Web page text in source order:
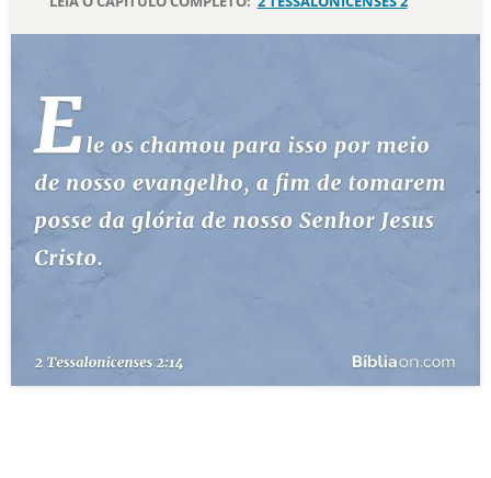
DEVOCIONAL DIÁRIO
10 MANDAMENTOS
ESTUDOS BÍBLICOS
ESBOÇOS DE PREGAÇÃO
TEMAS
TERMO BÍBLICO JOGOS